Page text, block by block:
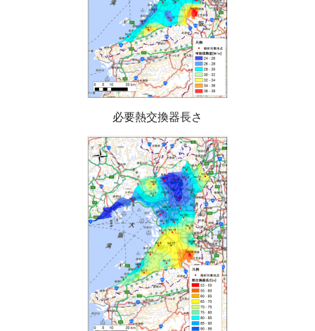
必要熱交換器長さ